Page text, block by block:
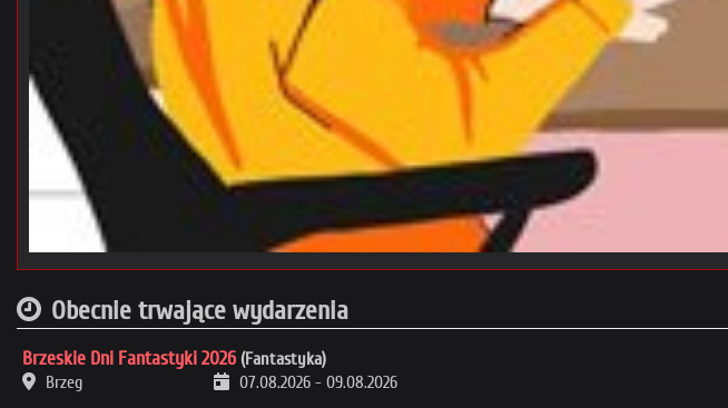
Obecnie trwające wydarzenia
Brzeskie Dni Fantastyki 2026 (Fantastyka)
Brzeg
07.08.2026 - 09.08.2026